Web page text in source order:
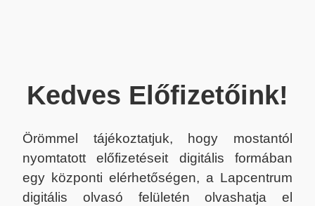
Kedves Előfizetőink!
Örömmel tájékoztatjuk, hogy mostantól
nyomtatott előfizetéseit digitális formában
egy központi elérhetőségen, a Lapcentrum
digitális olvasó felületén olvashatja el